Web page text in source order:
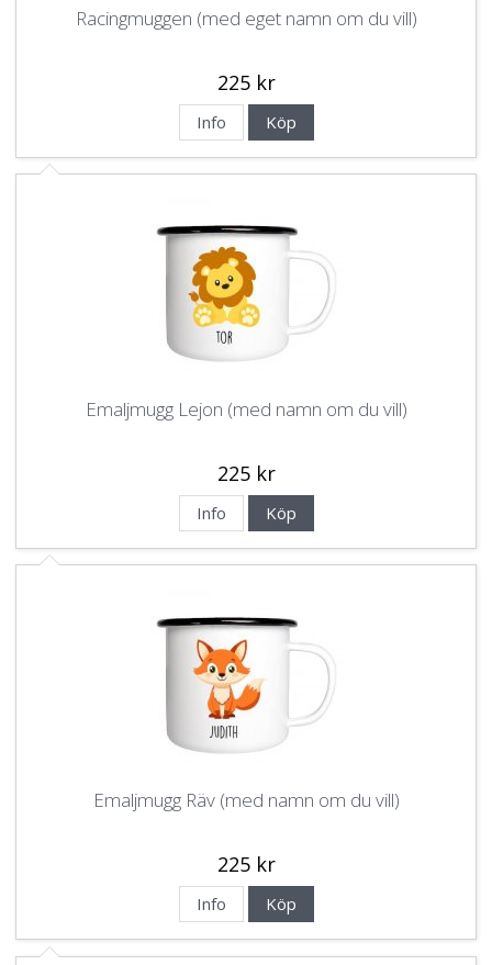
Racingmuggen (med eget namn om du vill)
225 kr
Info Köp
Emaljmugg Lejon (med namn om du vill)
225 kr
Info Köp
Emaljmugg Räv (med namn om du vill)
225 kr
Info Köp